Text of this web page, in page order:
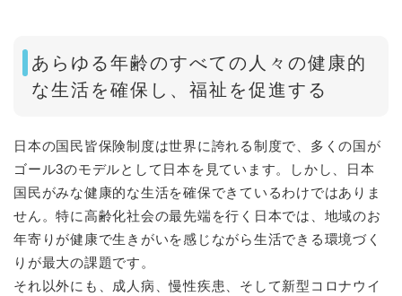
あらゆる年齢のすべての人々の健康的
な生活を確保し、福祉を促進する
日本の国民皆保険制度は世界に誇れる制度で、多くの国が
ゴール3のモデルとして日本を見ています。しかし、日本
国民がみな健康的な生活を確保できているわけではありま
せん。特に高齢化社会の最先端を行く日本では、地域のお
年寄りが健康で生きがいを感じながら生活できる環境づく
りが最大の課題です。
それ以外にも、成人病、慢性疾患、そして新型コロナウイ